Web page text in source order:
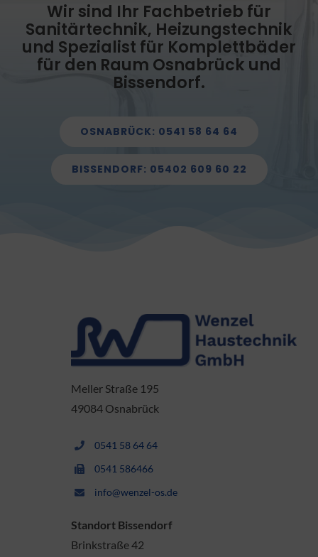
Wir sind Ihr Fachbetrieb für
Sanitärtechnik, Heizungstechnik
und Spezialist für Komplettbäder
für den Raum Osnabrück und
Bissendorf.
OSNABRÜCK: 0541 58 64 64
BISSENDORF: 05402 609 60 22
Meller Straße 195
49084 Osnabrück
0541 58 64 64
0541 586466
info@wenzel-os.de
Standort Bissendorf
Brinkstraße 42